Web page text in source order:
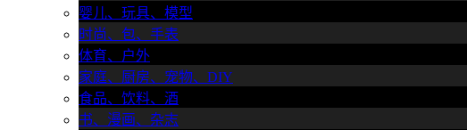
婴儿、玩具、模型
时尚、包、手表
体育、户外
家庭、厨房、宠物、DIY
食品、饮料、酒
书、漫画、杂志